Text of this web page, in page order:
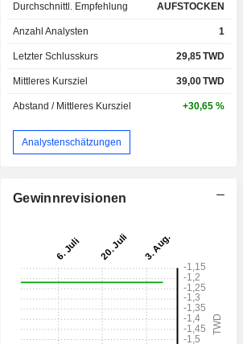
Kap.($)
1,62 Mrd.
23,17 Mrd.
12,76 Mrd.
7,08 Mrd.
150,24 Mrd.
Durchschnittl. Empfehlung AUFSTOCKEN
Anzahl Analysten 1
Letzter Schlusskurs 29,85TWD
Mittleres Kursziel 39,00TWD
Abstand / Mittleres Kursziel +30,65 %
Analystenschätzungen
Gewinnrevisionen